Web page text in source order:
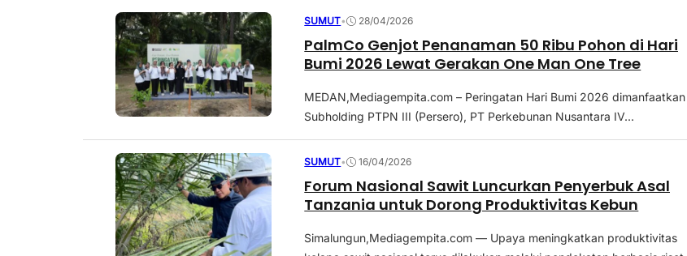
SUMUT• 28/04/2026
PalmCo Genjot Penanaman 50 Ribu Pohon di Hari
Bumi 2026 Lewat Gerakan One Man One Tree
MEDAN,Mediagempita.com – Peringatan Hari Bumi 2026 dimanfaatkan
Subholding PTPN III (Persero), PT Perkebunan Nusantara IV...
SUMUT• 16/04/2026
Forum Nasional Sawit Luncurkan Penyerbuk Asal
Tanzania untuk Dorong Produktivitas Kebun
Simalungun,Mediagempita.com — Upaya meningkatkan produktivitas